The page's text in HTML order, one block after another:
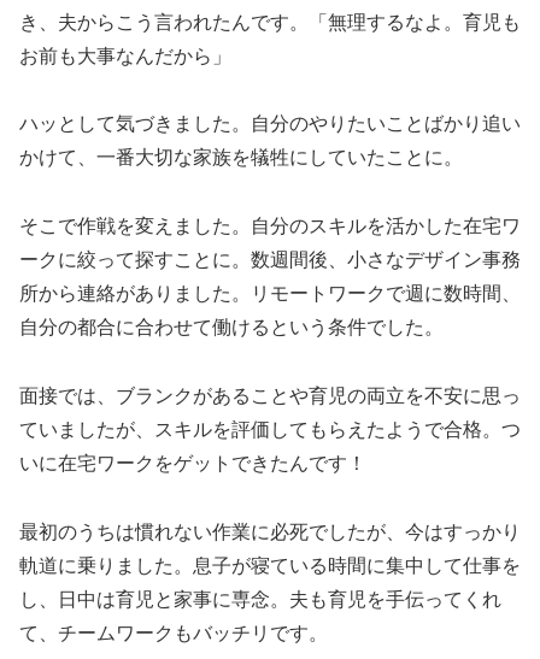
き、夫からこう言われたんです。「無理するなよ。育児も
お前も大事なんだから」
ハッとして気づきました。自分のやりたいことばかり追い
かけて、一番大切な家族を犠牲にしていたことに。
そこで作戦を変えました。自分のスキルを活かした在宅ワ
ークに絞って探すことに。数週間後、小さなデザイン事務
所から連絡がありました。リモートワークで週に数時間、
自分の都合に合わせて働けるという条件でした。
面接では、ブランクがあることや育児の両立を不安に思っ
ていましたが、スキルを評価してもらえたようで合格。つ
いに在宅ワークをゲットできたんです！
最初のうちは慣れない作業に必死でしたが、今はすっかり
軌道に乗りました。息子が寝ている時間に集中して仕事を
し、日中は育児と家事に専念。夫も育児を手伝ってくれ
て、チームワークもバッチリです。